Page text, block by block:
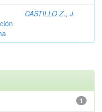
CASTILLO Z., J.
1